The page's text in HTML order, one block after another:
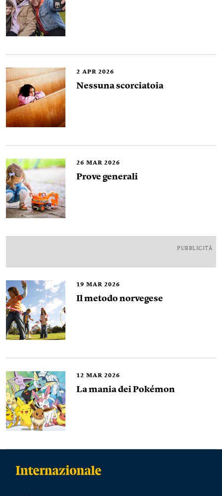
2 APR 2026
Nessuna scorciatoia
26 MAR 2026
Prove generali
PUBBLICITÀ
19 MAR 2026
Il metodo norvegese
12 MAR 2026
La mania dei Pokémon